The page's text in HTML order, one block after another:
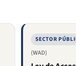
SECTOR
(WAD)